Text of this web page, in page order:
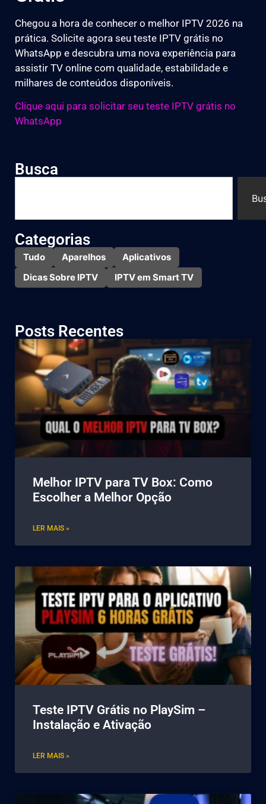
Chegou a hora de conhecer o melhor IPTV 2026 na
prática. Solicite agora seu teste IPTV grátis no
WhatsApp e descubra uma nova experiência para
assistir TV online com qualidade, estabilidade e
milhares de conteúdos disponíveis.
Clique aqui para solicitar seu teste IPTV grátis no
WhatsApp
Busca
Categorias
Tudo Aparelhos
Aplicativos
Dicas Sobre IPTV
IPTV em Smart TV
Posts Recentes
Melhor IPTV para TV Box: Como
Escolher a Melhor Opção
LER MAIS »
Teste IPTV Grátis no PlaySim –
Instalação e Ativação
LER MAIS »